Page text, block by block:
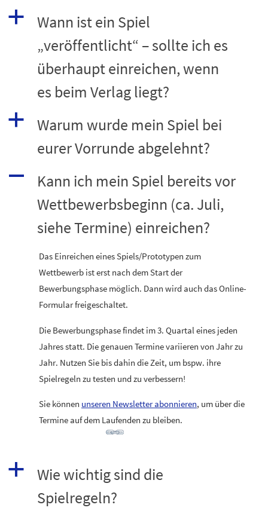
a
Wann ist ein Spiel
„veröffentlicht“ – sollte ich es
überhaupt einreichen, wenn
es beim Verlag liegt?
a
Warum wurde mein Spiel bei
eurer Vorrunde abgelehnt?
A
Kann ich mein Spiel bereits vor
Wettbewerbsbeginn (ca. Juli,
siehe Termine) einreichen?
Das Einreichen eines Spiels/Prototypen zum
Wettbewerb ist erst nach dem Start der
Bewerbungsphase möglich. Dann wird auch das Online-
Formular freigeschaltet.
Die Bewerbungsphase findet im 3. Quartal eines jeden
Jahres statt. Die genauen Termine variieren von Jahr zu
Jahr. Nutzen Sie bis dahin die Zeit, um bspw. ihre
Spielregeln zu testen und zu verbessern!
Sie können unseren Newsletter abonnieren, um über die
Termine auf dem Laufenden zu bleiben.
a
Wie wichtig sind die
Spielregeln?